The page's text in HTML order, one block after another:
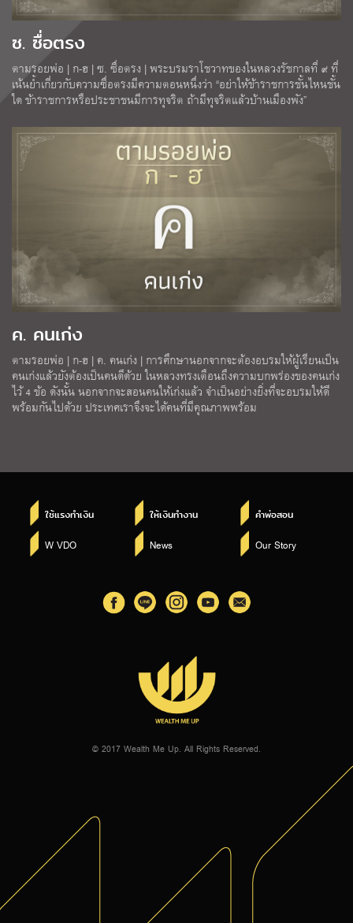
ซ. ซื่อตรง
ตามรอยพ่อ | ก-ฮ | ซ. ซื่อตรง | พระบรมราโชวาทของในหลวงรัชกาลที่ ๙ ที่
เน้นยํ้าเกี่ยวกับความซื่อตรงมีความตอนหนึ่งว่า “อย่าให้ข้าราชการชั้นไหนชั้น
ใด ข้าราชการหรือประชาชนมีการทุจริต ถ้ามีทุจริตแล้วบ้านเมืองพัง”
ค. คนเก่ง
ตามรอยพ่อ | ก-ฮ | ค. คนเก่ง | การศึกษานอกจากจะต้องอบรมให้ผู้เรียนเป็น
คนเก่งแล้วยังต้องเป็นคนดีด้วย ในหลวงทรงเตือนถึงความบกพร่องของคนเก่ง
ไว้ 4 ข้อ ดังนั้น นอกจากจะสอนคนให้เก่งแล้ว จำเป็นอย่างยิ่งที่จะอบรมให้ดี
พร้อมกันไปด้วย ประเทศเราจึงจะได้คนที่มีคุณภาพพร้อม
ใช้แรงทำเงิน ให้เงินทำงาน คำพ่อสอน
W VDO News Our Story
© 2017 Wealth Me Up. All Rights Reserved.